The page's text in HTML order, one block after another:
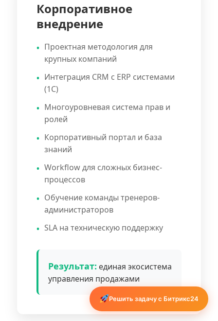
Корпоративное
внедрение
Проектная методология для
крупных компаний
Интеграция CRM с ERP системами
(1С)
Многоуровневая система прав и
ролей
Корпоративный портал и база
знаний
Workflow для сложных бизнес-
процессов
Обучение команды тренеров-
администраторов
SLA на техническую поддержку
Результат: единая экосистема
управления продажами
Решить задачу с Битрикс24